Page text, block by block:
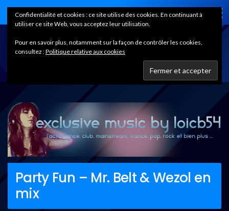
Home
Party Fun – Mr. Belt & Wezol en
mix
Confidentialité et cookies : ce site utilise des cookies. En continuant à
utiliser ce site Web, vous acceptez leur utilisation.
Pour en savoir plus, notamment sur la façon de contrôler les cookies,
consultez :Politique relative aux cookies